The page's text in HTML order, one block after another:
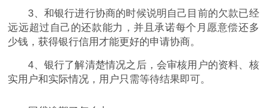
3、和银行进行协商的时候说明自己目前的欠款已经
远远超过自己的还款能力，并且承诺每个月愿意偿还多
少钱，获得银行信用才能更好的申请协商。
4、银行了解清楚情况之后，会审核用户的资料、核
实用户和实际情况，用户只需等待结果即可。